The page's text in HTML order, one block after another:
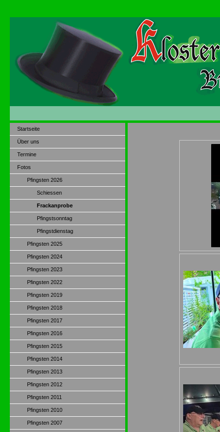
Startseite
Über uns
Termine
Fotos
Pfingsten 2026
Schiessen
Frackanprobe
Pfingstsonntag
Pfingstdienstag
Pfingsten 2025
Pfingsten 2024
Pfingsten 2023
Pfingsten 2022
Pfingsten 2019
Pfingsten 2018
Pfingsten 2017
Pfingsten 2016
Pfingsten 2015
Pfingsten 2014
Pfingsten 2013
Pfingsten 2012
Pfingsten 2011
Pfingsten 2010
Pfingsten 2007